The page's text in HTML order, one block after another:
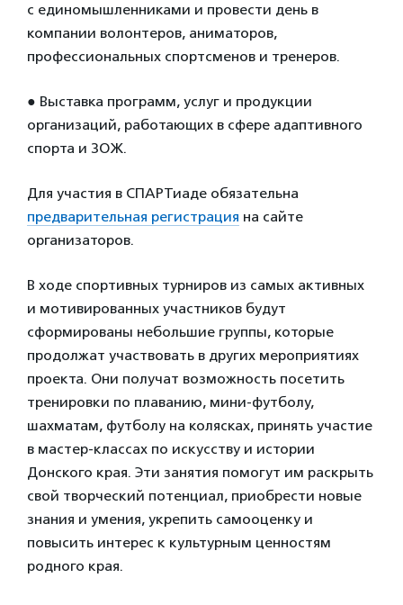
с единомышленниками и провести день в
компании волонтеров, аниматоров,
профессиональных спортсменов и тренеров.
● Выставка программ, услуг и продукции
организаций, работающих в сфере адаптивного
спорта и ЗОЖ.
Для участия в СПАРТиаде обязательна
предварительная регистрация на сайте
организаторов.
В ходе спортивных турниров из самых активных
и мотивированных участников будут
сформированы небольшие группы, которые
продолжат участвовать в других мероприятиях
проекта. Они получат возможность посетить
тренировки по плаванию, мини-футболу,
шахматам, футболу на колясках, принять участие
в мастер-классах по искусству и истории
Донского края. Эти занятия помогут им раскрыть
свой творческий потенциал, приобрести новые
знания и умения, укрепить самооценку и
повысить интерес к культурным ценностям
родного края.